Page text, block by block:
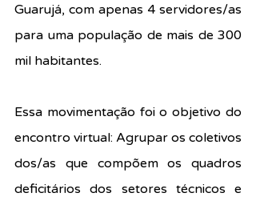
Guarujá, com apenas 4 servidores/as
para uma população de mais de 300
mil habitantes.
Essa movimentação foi o objetivo do
encontro virtual: Agrupar os coletivos
dos/as que compõem os quadros
deficitários dos setores técnicos e